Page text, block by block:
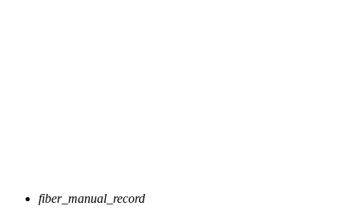
fiber_manual_record